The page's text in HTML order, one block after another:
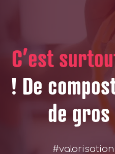
C’est
! De
de gros